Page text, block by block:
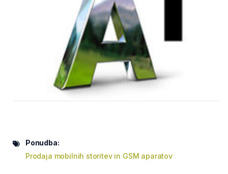
Ponudba:
Prodaja mobilnih storitev in GSM aparatov